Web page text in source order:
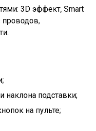
3D эффект, Smart
проводов,
наклона подставки;
на пульте;